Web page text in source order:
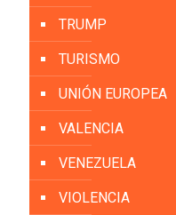
TRUMP
TURISMO
UNIÓN EUROPEA
VALENCIA
VENEZUELA
VIOLENCIA